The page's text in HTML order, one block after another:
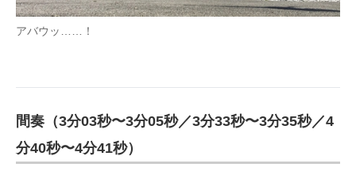
アバウッ……！
間奏（3分03秒〜3分05秒／3分33秒〜3分35秒／4
分40秒〜4分41秒）